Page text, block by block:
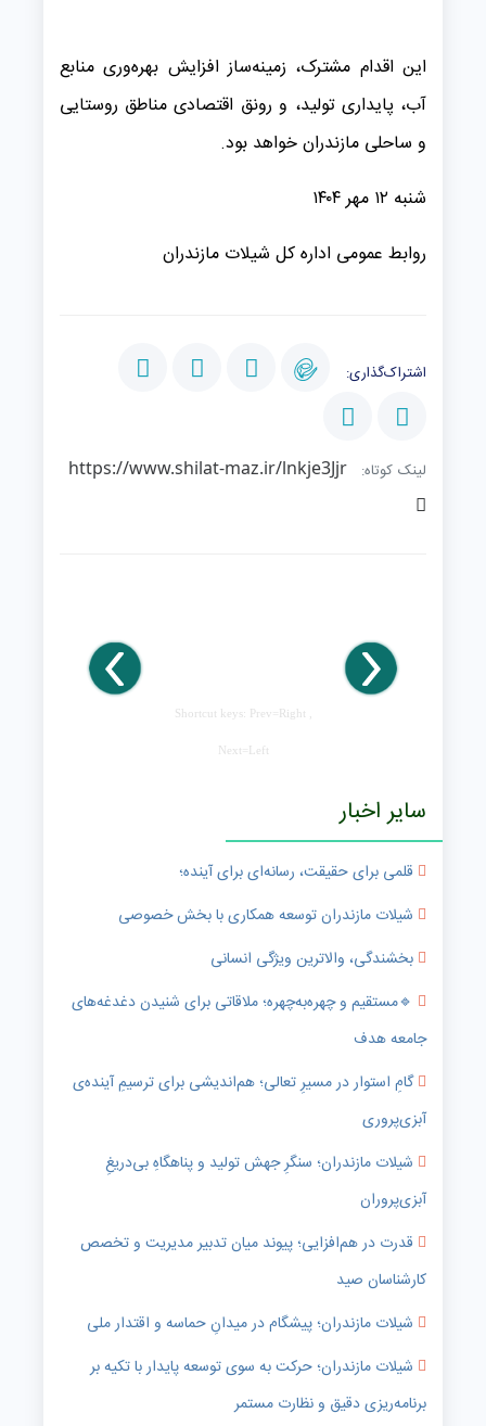
این اقدام مشترک، زمینه‌ساز افزایش بهره‌وری منابع
آب، پایداری تولید، و رونق اقتصادی مناطق روستایی
و ساحلی مازندران خواهد بود.
شنبه ۱۲ مهر ۱۴۰۴
روابط عمومی اداره کل شیلات مازندران
اشتراک‌گذاری:
لینک کوتاه: https://www.shilat-maz.ir/lnkje3Jjr
Shortcut keys: Prev=Right ,
Next=Left
سایر اخبار
قلمی برای حقیقت، رسانه‌ای برای آینده؛
شیلات مازندران توسعه همکاری با بخش خصوصی
بخشندگی، والاترین ویژگی انسانی
🔹️مستقیم و چهره‌به‌چهره؛ ملاقاتی برای شنیدن دغدغه‌های
جامعه هدف
گامِ استوار در مسیرِ تعالی؛ هم‌اندیشی برای ترسیمِ آینده‌ی
آبزی‌پروری
شیلات مازندران؛ سنگرِ جهش تولید و پناهگاهِ بی‌دریغِ
آبزی‌پروران
قدرت در هم‌افزایی؛ پیوند میان تدبیر مدیریت و تخصص
کارشناسان صید
شیلات مازندران؛ پیشگام در میدانِ حماسه و اقتدار ملی
شیلات مازندران؛ حرکت به سوی توسعه پایدار با تکیه بر
برنامه‌ریزی دقیق و نظارت مستمر